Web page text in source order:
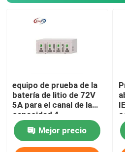
Equipo de prueba de la
equipo de prueba de la
batería de litio de 72V
5A para el canal de la
capacidad 4
Mejor precio